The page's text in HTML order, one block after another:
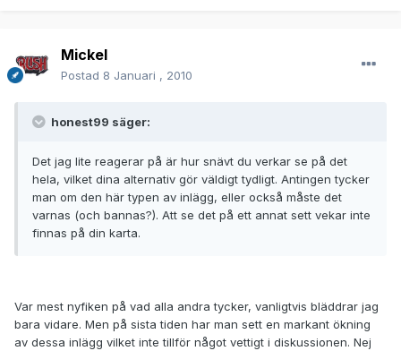
Mickel
Postad 8 Januari , 2010
honest99 säger:
Det jag lite reagerar på är hur snävt du verkar se på det
hela, vilket dina alternativ gör väldigt tydligt. Antingen tycker
man om den här typen av inlägg, eller också måste det
varnas (och bannas?). Att se det på ett annat sett vekar inte
finnas på din karta.
Var mest nyfiken på vad alla andra tycker, vanligtvis bläddrar jag
bara vidare. Men på sista tiden har man sett en markant ökning
av dessa inlägg vilket inte tillför något vettigt i diskussionen. Nej